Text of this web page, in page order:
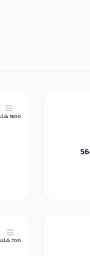
1500 شانه
700 شانه